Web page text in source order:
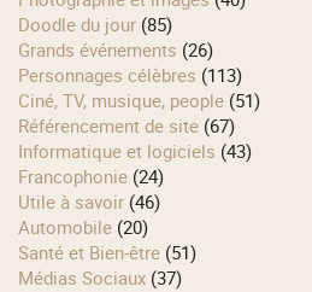
Doodle du jour (85)
Grands événements (26)
Personnages célèbres (113)
Ciné, TV, musique, people (51)
Référencement de site (67)
Informatique et logiciels (43)
Francophonie (24)
Utile à savoir (46)
Automobile (20)
Santé et Bien-être (51)
Médias Sociaux (37)